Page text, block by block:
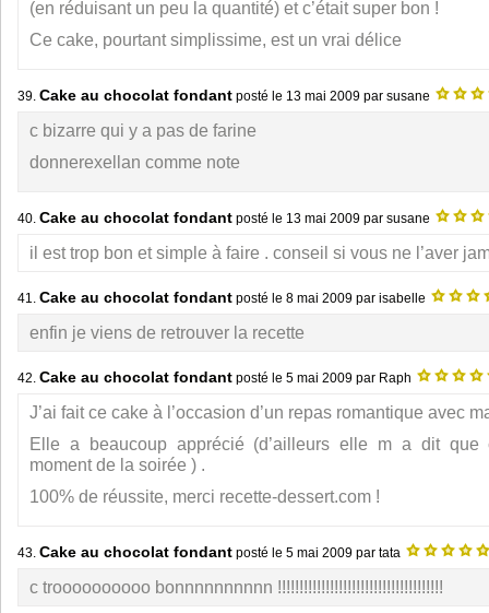
(en réduisant un peu la quantité) et c’était super bon !
Ce cake, pourtant simplissime, est un vrai délice
39. Cake au chocolat fondant posté le 13 mai 2009 par susane
c bizarre qui y a pas de farine
donnerexellan comme note
40. Cake au chocolat fondant posté le 13 mai 2009 par susane
il est trop bon et simple à faire . conseil si vous ne l’aver
41. Cake au chocolat fondant posté le 8 mai 2009 par isabelle
enfin je viens de retrouver la recette
42. Cake au chocolat fondant posté le 5 mai 2009 par Raph
J’ai fait ce cake à l’occasion d’un repas romantique avec
Elle a beaucoup apprécié (d’ailleurs elle m a dit que
moment de la soirée ) .
100% de réussite, merci recette-dessert.com !
43. Cake au chocolat fondant posté le 5 mai 2009 par tata
c troooooooooo bonnnnnnnnnn !!!!!!!!!!!!!!!!!!!!!!!!!!!!!!!!!!!!!!